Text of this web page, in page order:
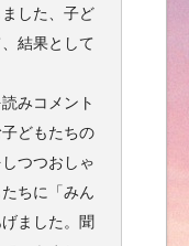
した、子ど
結果として
みコメント
どもたちの
つつおしゃ
ちに「みん
ました。聞